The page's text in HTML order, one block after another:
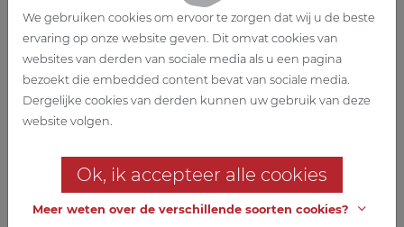
KAPCA
industriel existant
Familiebedrijf werkt samen met familiebedrijf en dit reeds voor
We gebruiken cookies om ervoor te zorgen dat wij u de beste
ervaring op onze website geven. Dit omvat cookies van
websites van derden van sociale media als u een pagina
bezoekt die embedded content bevat van sociale media.
Dergelijke cookies van derden kunnen uw gebruik van deze
website volgen.
Ok, ik accepteer alle cookies
Meer weten over de verschillende soorten cookies?